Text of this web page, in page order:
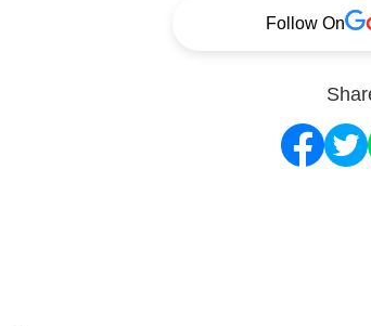
Follow On